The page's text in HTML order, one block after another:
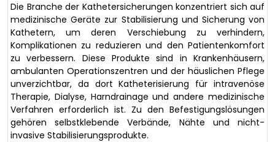
Die Branche der Kathetersicherungen konzentriert sich auf
medizinische Geräte zur Stabilisierung und Sicherung von
Kathetern, um deren Verschiebung zu verhindern,
Komplikationen zu reduzieren und den Patientenkomfort
zu verbessern. Diese Produkte sind in Krankenhäusern,
ambulanten Operationszentren und der häuslichen Pflege
unverzichtbar, da dort Katheterisierung für intravenöse
Therapie, Dialyse, Harndrainage und andere medizinische
Verfahren erforderlich ist. Zu den Befestigungslösungen
gehören selbstklebende Verbände, Nähte und nicht-
invasive Stabilisierungsprodukte.